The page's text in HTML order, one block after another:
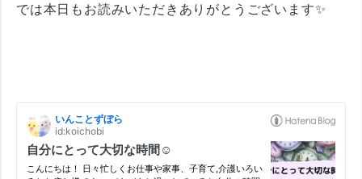
では本日もお読みいただきありがとうございます✨